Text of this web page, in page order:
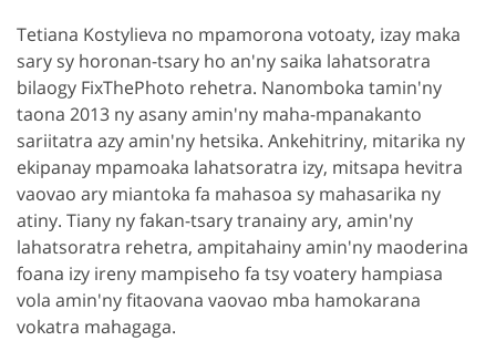
Tetiana Kostylieva no mpamorona votoaty, izay maka
sary sy horonan-tsary ho an'ny saika lahatsoratra
bilaogy FixThePhoto rehetra. Nanomboka tamin'ny
taona 2013 ny asany amin'ny maha-mpanakanto
sariitatra azy amin'ny hetsika. Ankehitriny, mitarika ny
ekipanay mpamoaka lahatsoratra izy, mitsapa hevitra
vaovao ary miantoka fa mahasoa sy mahasarika ny
atiny. Tiany ny fakan-tsary tranainy ary, amin'ny
lahatsoratra rehetra, ampitahainy amin'ny maoderina
foana izy ireny mampiseho fa tsy voatery hampiasa
vola amin'ny fitaovana vaovao mba hamokarana
vokatra mahagaga.